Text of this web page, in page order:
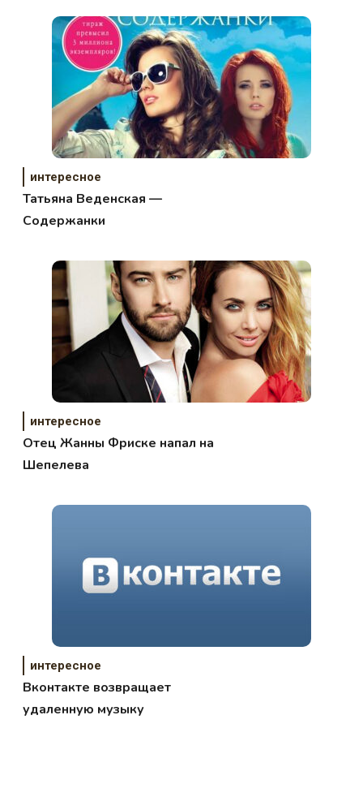
интересное
Татьяна Веденская —
Содержанки
интересное
Отец Жанны Фриске напал на
Шепелева
интересное
Вконтакте возвращает
удаленную музыку